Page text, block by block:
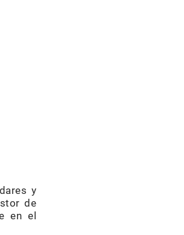
y
de
en el